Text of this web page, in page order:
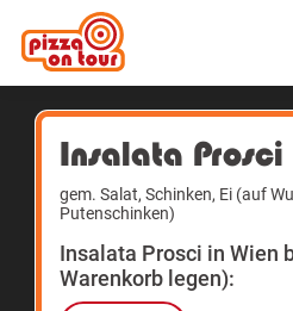
Insalata Prosci
gem. Salat, Schinken, Ei (auf
Putenschinken)
Insalata Prosci in Wien
Warenkorb legen):